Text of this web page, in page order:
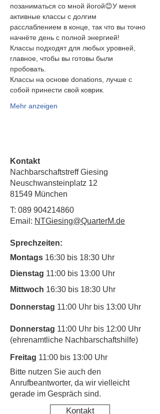
позаниматься со мной йогой😊У меня
активные классы с долгим
расслаблением в конце, так что вы точно
начнёте день с полной энергией!
Классы подходят для любых уровней,
главное, чтобы вы готовы были
пробовать.
Классы на основе donations, лучше с
собой принести свой коврик.
Mehr anzeigen
Kontakt
Nachbarschaftstreff Giesing
Neuschwansteinplatz 12
81549 München
T: 089 904214860
Email: NTGiesing@QuarterM.de
Sprechzeiten:
Montags 16:30 bis 18:30 Uhr
Dienstag 11:00 bis 13:00 Uhr
Mittwoch 16:30 bis 18:30 Uhr
Donnerstag 11:00 Uhr bis 13:00 Uhr
Donnerstag 11:00 Uhr bis 12:00 Uhr
(ehrenamtliche Nachbarschaftshilfe)
Freitag 11:00 bis 13:00 Uhr
​Bitte nutzen Sie auch den
Anrufbeantworter, da wir vielleicht
gerade im Gespräch sind.
Kontakt